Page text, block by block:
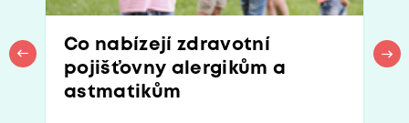
Co nabízejí zdravotní
pojišťovny alergikům a
astmatikům